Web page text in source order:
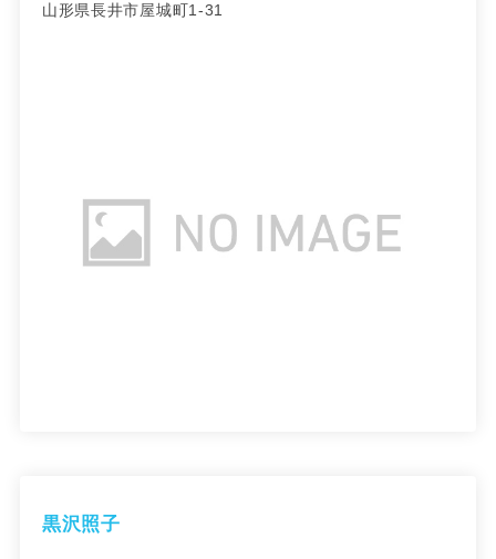
山形県長井市屋城町1-31
黒沢照子